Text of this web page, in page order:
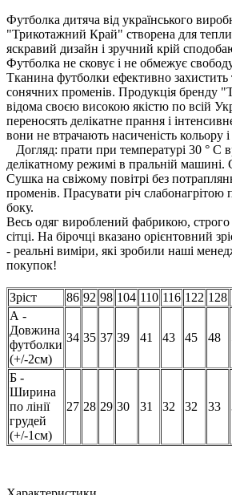
Футболка дитяча від українського
"Трикотажний Край" створена для теплих
яскравий дизайн і зручний крій
Футболка не сковує і не обмежує
Тканина футболки ефективно захистить
сонячних променів. Продукція бренду
відома своєю високою якістю по всій
переносять делікатне прання і
вони не втрачають насиченість кольору
Догляд: прати при температурі 30 ° С
делікатному режимі в пральній машині.
Сушка на свіжому повітрі без
променів. Прасувати річ слабонагрітою
боку.
Весь одяг вироблений фабрикою, строго
сітці. На бірочці вказано орієнтовний
- реальні виміри, які зробили наші
покупок!
Зріст 86 92 98 104 110 116 122 128
А -
Довжина
футболки
(+/-2см)
34 35 37 39 41 43 45 48
Б -
Ширина
по лінії
грудей
(+/-1см)
27 28 29 30 31 32 32 33